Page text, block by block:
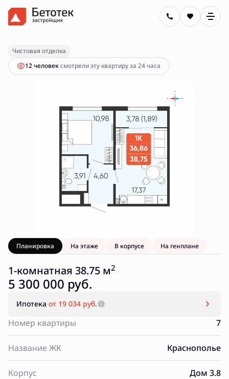
1-комнатная38.75 м 5 300 000 руб.
Ипотекаот 19 034 руб.
Чистовая отделка
12 человексмотрели эту квартиру за 24 часа
Планировка На этаже В корпусе На генплане
1-комнатная 38.75 м2
5 300 000 руб.
Ипотека от 19 034 руб.
Номер квартиры 7
Название ЖК Краснополье
Корпус Дом 3.8